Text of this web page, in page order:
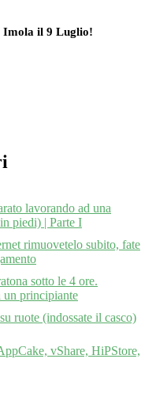
Imola il 9 Luglio!
lavorando ad una
piedi) | Parte I
rimuovetelo subito, fate
sotto le 4 ore.
un principiante
ruote (indossate il casco)
vShare, HiPStore,